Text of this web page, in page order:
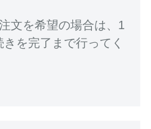
文を希望の場合は、1
を完了まで行ってく